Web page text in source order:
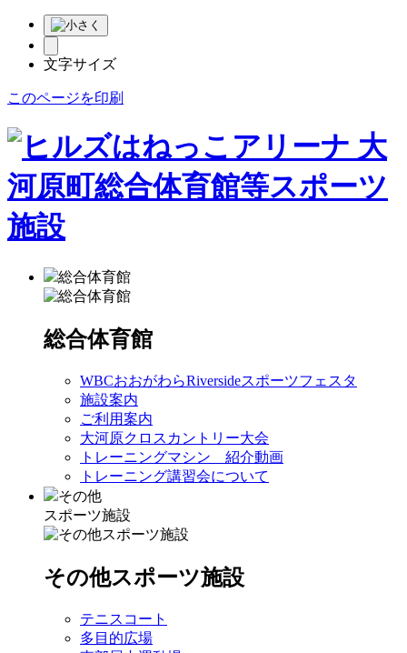
文字サイズ
このページを印刷
総合体育館
総合体育館
WBCおおがわらRiversideスポーツフェスタ
施設案内
ご利用案内
大河原クロスカントリー大会
トレーニングマシン 紹介動画
トレーニング講習会について
その他
スポーツ施設
その他スポーツ施設
テニスコート
多目的広場